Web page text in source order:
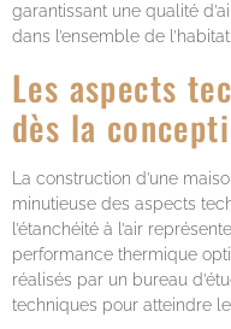
garantissant une qualité
dans l’ensemble de l’habitat.
Les aspects
dès la
La construction d’une
minutieuse des aspects
l’étanchéité à l’air
performance thermique
réalisés par un bureau
techniques pour atteindre